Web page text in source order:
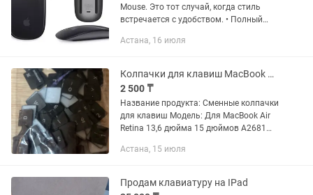
Mouse. Это тот случай, когда стиль
встречается с удобством. • Полный
зарядный кабель; • Состояние:
Астана, 16 июля
Колпачки для клавиш MacBook Air M2 M3
2 500 ₸
Название продукта: Сменные колпачки
для клавиш Модель: Для MacBook Air
Retina 13,6 дюйма 15 дюймов A2681
Цвет:Черный Раскладка: США /
Испания...
Астана, 15 июля
Продам клавиатуру на IPad